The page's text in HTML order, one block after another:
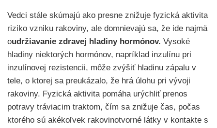
Vedci stále skúmajú ako presne znižuje fyzická aktivita
riziko vzniku rakoviny, ale domnievajú sa, že ide najmä
oudržiavanie zdravej hladiny hormónov. Vysoké
hladiny niektorých hormónov, napríklad inzulínu pri
inzulínovej rezistencii, môže zvýšiť hladinu zápalu v
tele, o ktorej sa preukázalo, že hrá úlohu pri vývoji
rakoviny. Fyzická aktivita pomáha urýchliť prenos
potravy tráviacim traktom, čím sa znižuje čas, počas
ktorého sú akékoľvek rakovinotvorné látky v kontakte s